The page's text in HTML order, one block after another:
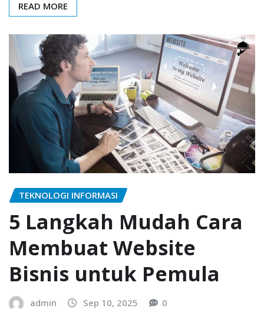
READ MORE
TEKNOLOGI INFORMASI
5 Langkah Mudah Cara
Membuat Website
Bisnis untuk Pemula
admin Sep 10, 2025 0